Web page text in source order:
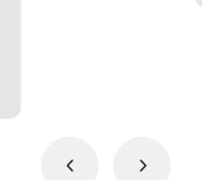
4 5